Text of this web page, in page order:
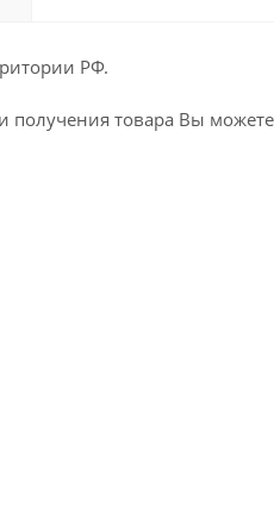
РФ.
получения товара Вы